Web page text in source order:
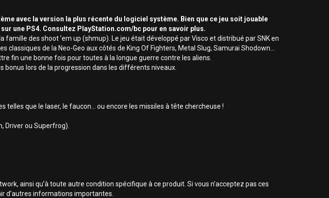
avec la version la plus récente du logiciel système. Bien que ce jeu soit jouable
une PS4. Consultez PlayStation.com/bc pour en savoir plus.
des shoot ’em up (shmup). Le jeu était développé par Visco et distribué par SNK en
classiques de la Neo-Geo aux côtés de King Of Fighters, Metal Slug, Samurai Shodown...
fin une bonne fois pour toutes à la longue guerre contre les aliens.
bonus lors de la progression dans les différents niveaux.
que le laser, le faucon... ou encore les missiles à tête chercheuse !
Driver ou Superfrog).
ainsi qu’à toute autre condition spécifique à ce produit. Si vous n’acceptez pas ces
d’autres informations importantes.